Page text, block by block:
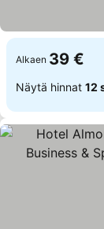
Alkaen 39 €
Näytä hinnat 12